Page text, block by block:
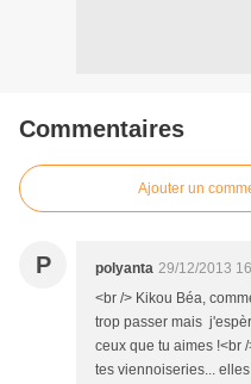
Commentaires
Ajouter un
P polyanta 29/12/2013
<br /> Kikou Béa,
trop passer mais
ceux que tu aimes !<br
tes viennoiseries...